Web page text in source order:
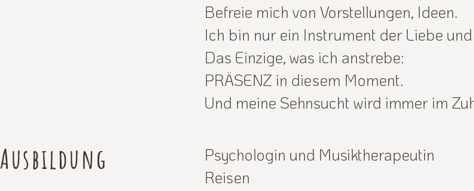
Befreie mich von Vorstellungen, Ideen.
Ich bin nur ein Instrument der Liebe
Das Einzige, was ich anstrebe:
PRÄSENZ in diesem Moment.
Und meine Sehnsucht wird immer im
Ausbildung
Psychologin und Musiktherapeutin
Reisen